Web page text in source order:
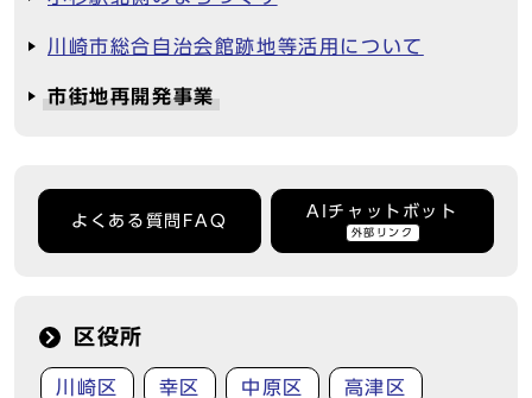
川崎市総合自治会館跡地等活用について
市街地再開発事業
よくある質問FAQ
AIチャットボット
外部リンク
区役所
川崎区 幸区 中原区 高津区